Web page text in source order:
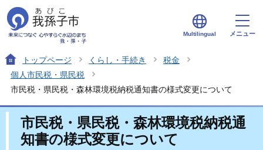
Multilingual メニュー
トップページ くらし・手続き
税金
個人市民税・県民税
市民税・県民税・森林環境税納税通知書の様式変更について
市民税・県民税・森林環境税納税通
知書の様式変更について